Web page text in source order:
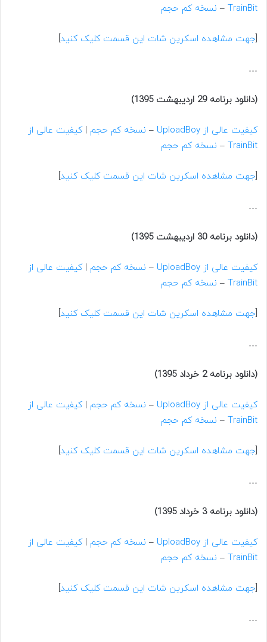
TrainBit
– نسخه کم حجم
[جهت مشاهده اسکرین شات این قسمت کلیک کنید]
…
(دانلود برنامه 29 اردیبهشت 1395)
کیفیت عالی از UploadBoy – نسخه کم حجم |کیفیت عالی از
TrainBit
– نسخه کم حجم
[جهت مشاهده اسکرین شات این قسمت کلیک کنید]
…
(دانلود برنامه 30 اردیبهشت 1395)
کیفیت عالی از UploadBoy – نسخه کم حجم |کیفیت عالی از
TrainBit
– نسخه کم حجم
[جهت مشاهده اسکرین شات این قسمت کلیک کنید]
…
(دانلود برنامه 2 خرداد 1395)
کیفیت عالی از UploadBoy – نسخه کم حجم |کیفیت عالی از
TrainBit
– نسخه کم حجم
[جهت مشاهده اسکرین شات این قسمت کلیک کنید]
…
(دانلود برنامه 3 خرداد 1395)
کیفیت عالی از UploadBoy – نسخه کم حجم |کیفیت عالی از
TrainBit
– نسخه کم حجم
[جهت مشاهده اسکرین شات این قسمت کلیک کنید]
…